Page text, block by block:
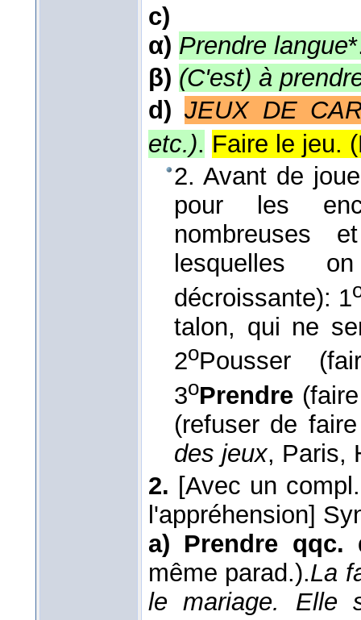
c)
α) Prendre langue
β) (C'est) à
d) JEUX DE
etc.). Faire le jeu. (
2. Avant de
pour les
nombreuses
lesquelles
décroissante): 1
talon, qui ne
2oPousser
3oPrendre
(refuser de
des jeux, Paris,
2. [Avec un
l'appréhension]
a) Prendre qqc.
même parad.).La
le mariage. Elle